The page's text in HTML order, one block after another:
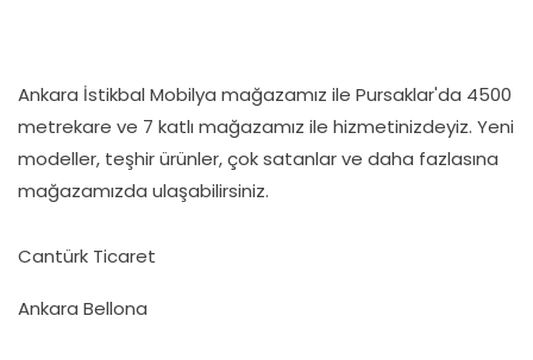
Ankara İstikbal Mobilya mağazamız ile Pursaklar'da 4500
metrekare ve 7 katlı mağazamız ile hizmetinizdeyiz. Yeni
modeller, teşhir ürünler, çok satanlar ve daha fazlasına
mağazamızda ulaşabilirsiniz.
Cantürk Ticaret
Ankara Bellona